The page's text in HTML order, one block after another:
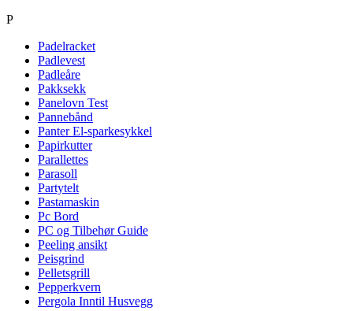
P
Padelracket
Padlevest
Padleåre
Pakksekk
Panelovn Test
Pannebånd
Panter El-sparkesykkel
Papirkutter
Parallettes
Parasoll
Partytelt
Pastamaskin
Pc Bord
PC og Tilbehør Guide
Peeling ansikt
Peisgrind
Pelletsgrill
Pepperkvern
Pergola Inntil Husvegg